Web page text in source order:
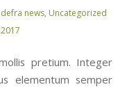
defra news, Uncategorized
pretium. Integer
elementum semper